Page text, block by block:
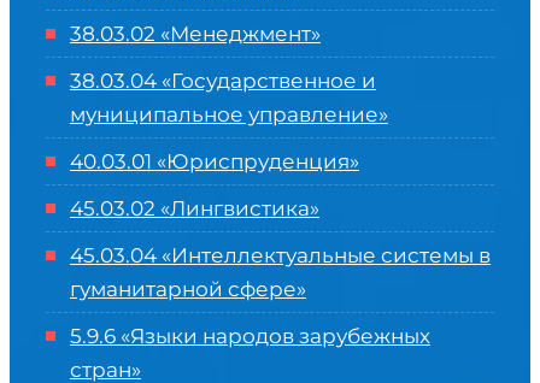
38.03.02 «Менеджмент»
38.03.04 «Государственное и
муниципальное управление»
40.03.01 «Юриспруденция»
45.03.02 «Лингвистика»
45.03.04 «Интеллектуальные системы в
гуманитарной сфере»
5.9.6 «Языки народов зарубежных
стран»